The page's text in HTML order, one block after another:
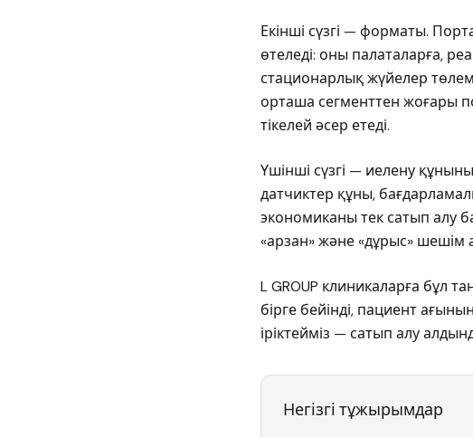
Екінші сүзгі — форматы.
өтеледі: оны палаталарға,
стационарлық жүйелер
орташа сегменттен жоғары
тікелей әсер етеді.
Үшінші сүзгі — иелену
датчиктер құны,
экономиканы тек сатып алу
«арзан» және «дұрыс»
L GROUP клиникаларға бұл
бірге бейінді, пациент
іріктейміз — сатып алу
Негізгі тұжырымдар